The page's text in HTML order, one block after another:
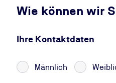
Wie können wir
Ihre Kontaktdaten
Männlich